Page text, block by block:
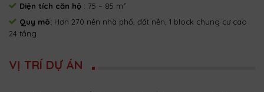
Diện tích căn hộ : 75 – 85 m²
Quy mô: Hơn 270 nền nhà phố, đất nền, 1 block chung cư cao
24 tầng
VỊ TRÍ DỰ ÁN